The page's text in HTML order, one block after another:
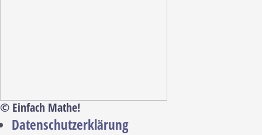
© Einfach Mathe!
Datenschutzerklärung